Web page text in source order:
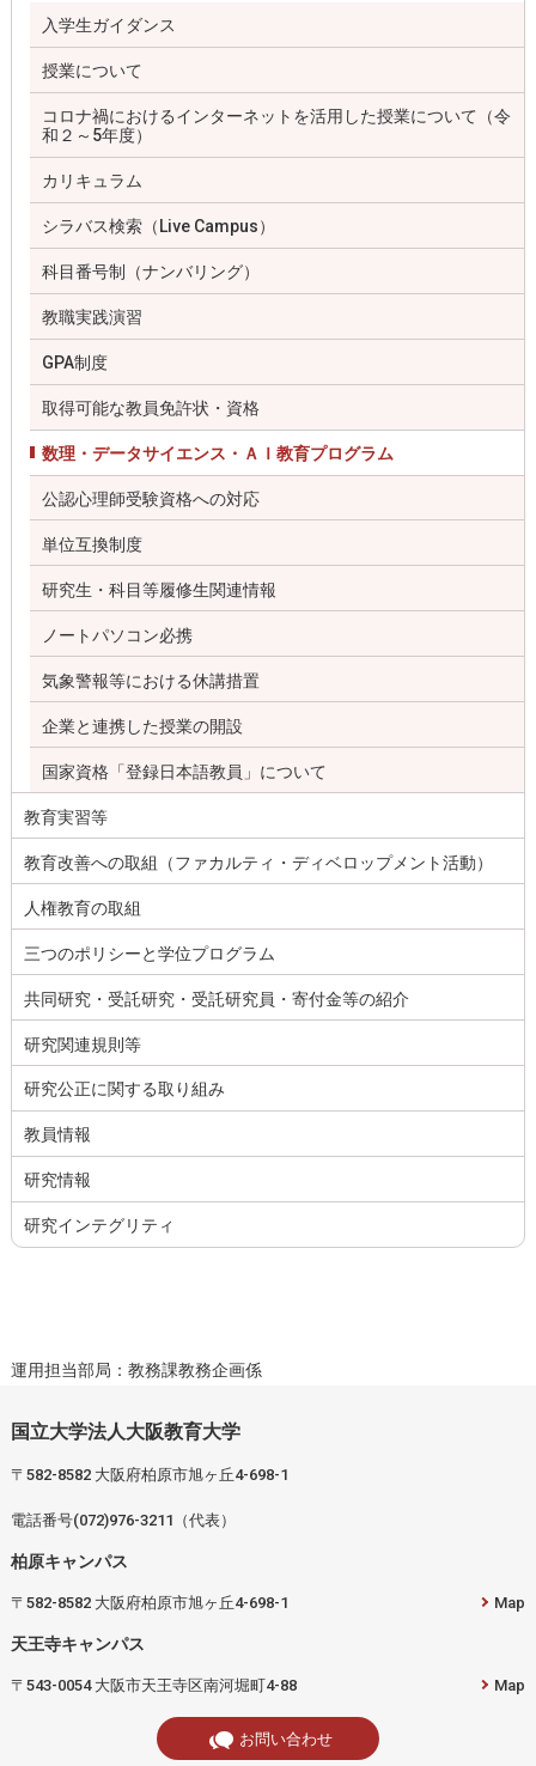
入学生ガイダンス
授業について
コロナ禍におけるインターネットを活用した授業について（令
和２～5年度）
カリキュラム
シラバス検索（Live Campus）
科目番号制（ナンバリング）
教職実践演習
GPA制度
取得可能な教員免許状・資格
数理・データサイエンス・ＡＩ教育プログラム
公認心理師受験資格への対応
単位互換制度
研究生・科目等履修生関連情報
ノートパソコン必携
気象警報等における休講措置
企業と連携した授業の開設
国家資格「登録日本語教員」について
教育実習等
教育改善への取組（ファカルティ・ディベロップメント活動）
人権教育の取組
三つのポリシーと学位プログラム
共同研究・受託研究・受託研究員・寄付金等の紹介
研究関連規則等
研究公正に関する取り組み
教員情報
研究情報
研究インテグリティ
運用担当部局：教務課教務企画係
国立大学法人大阪教育大学
〒582-8582 大阪府柏原市旭ヶ丘4-698-1
電話番号(072)976-3211（代表）
柏原キャンパス
〒582-8582 大阪府柏原市旭ヶ丘4-698-1 Map
天王寺キャンパス
〒543-0054 大阪市天王寺区南河堀町4-88 Map
お問い合わせ